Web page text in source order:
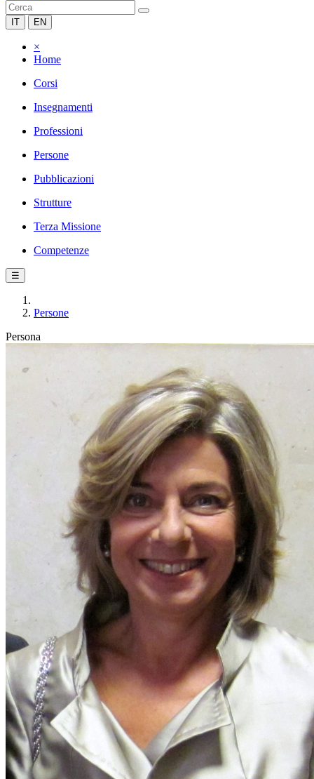
IT EN
×
Home
Corsi
Insegnamenti
Professioni
Persone
Pubblicazioni
Strutture
Terza Missione
Competenze
☰
Persone
Persona